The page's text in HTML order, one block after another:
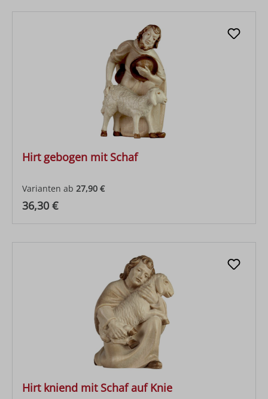
Hirt gebogen mit Schaf
Varianten ab 27,90 €
Regulärer Preis:
36,30 €
Hirt kniend mit Schaf auf Knie